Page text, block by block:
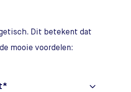
Dit betekent dat
mooie voordelen: